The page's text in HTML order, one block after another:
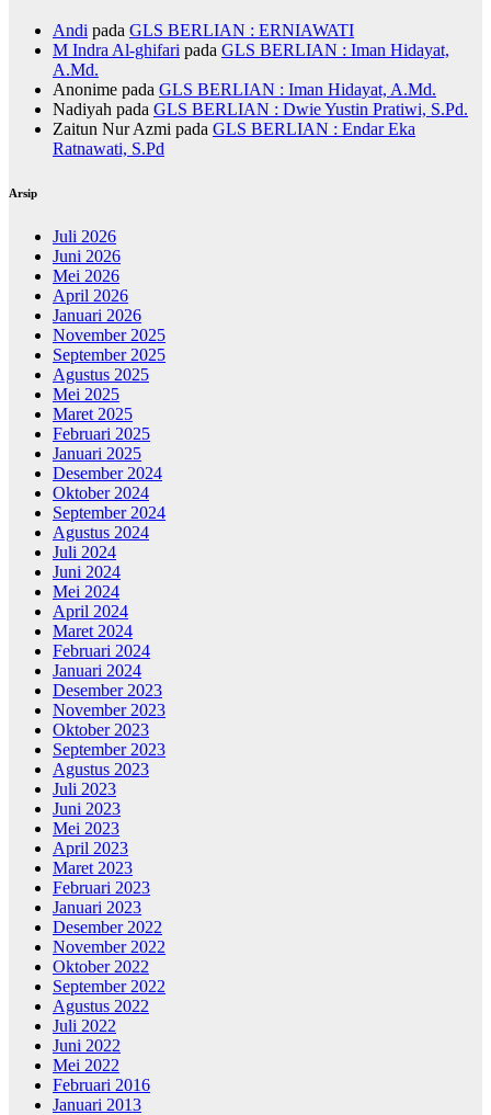
Andi pada GLS BERLIAN : ERNIAWATI
M Indra Al-ghifari pada GLS BERLIAN : Iman Hidayat,
A.Md.
Anonime pada GLS BERLIAN : Iman Hidayat, A.Md.
Nadiyah pada GLS BERLIAN : Dwie Yustin Pratiwi, S.Pd.
Zaitun Nur Azmi pada GLS BERLIAN : Endar Eka
Ratnawati, S.Pd
Arsip
Juli 2026
Juni 2026
Mei 2026
April 2026
Januari 2026
November 2025
September 2025
Agustus 2025
Mei 2025
Maret 2025
Februari 2025
Januari 2025
Desember 2024
Oktober 2024
September 2024
Agustus 2024
Juli 2024
Juni 2024
Mei 2024
April 2024
Maret 2024
Februari 2024
Januari 2024
Desember 2023
November 2023
Oktober 2023
September 2023
Agustus 2023
Juli 2023
Juni 2023
Mei 2023
April 2023
Maret 2023
Februari 2023
Januari 2023
Desember 2022
November 2022
Oktober 2022
September 2022
Agustus 2022
Juli 2022
Juni 2022
Mei 2022
Februari 2016
Januari 2013